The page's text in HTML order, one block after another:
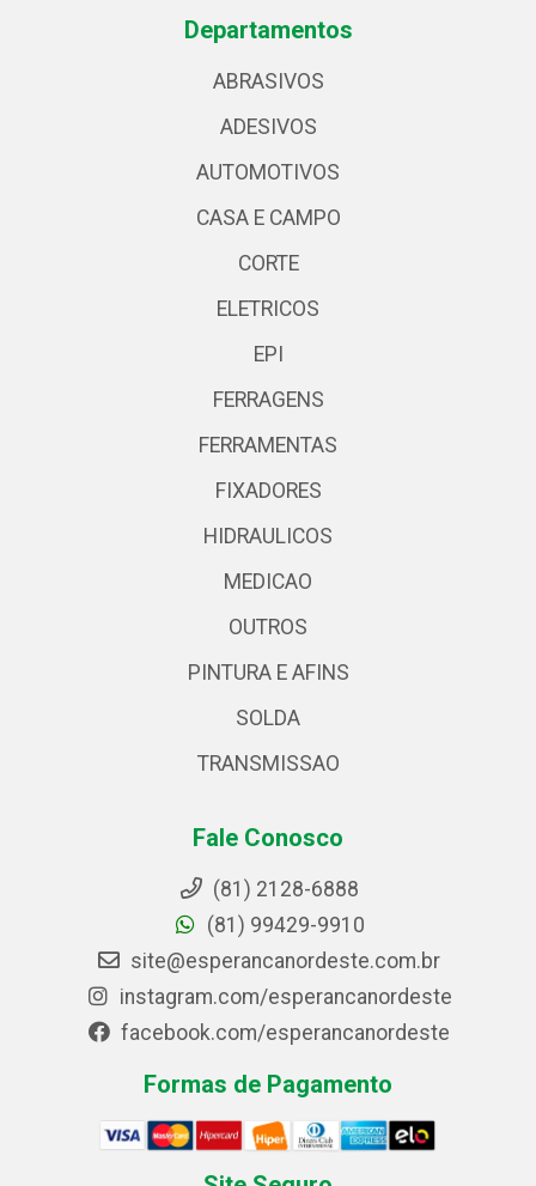
Departamentos
ABRASIVOS
ADESIVOS
AUTOMOTIVOS
CASA E CAMPO
CORTE
ELETRICOS
EPI
FERRAGENS
FERRAMENTAS
FIXADORES
HIDRAULICOS
MEDICAO
OUTROS
PINTURA E AFINS
SOLDA
TRANSMISSAO
Fale Conosco
(81) 2128-6888
(81) 99429-9910
site@esperancanordeste.com.br
instagram.com/esperancanordeste
facebook.com/esperancanordeste
Formas de Pagamento